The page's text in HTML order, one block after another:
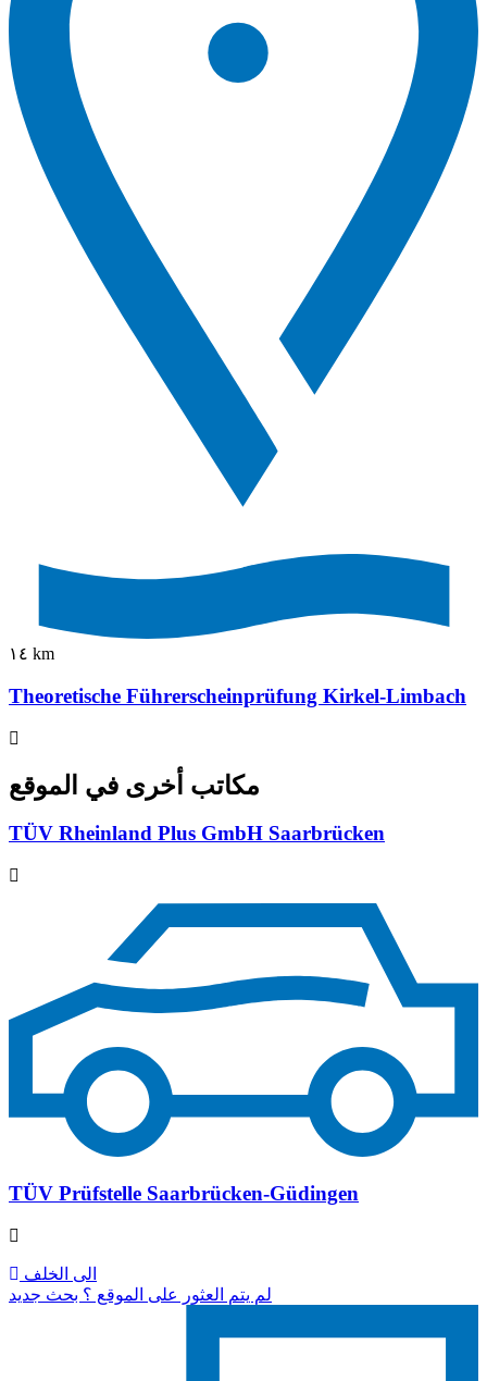
١٤ km
Theoretische Führerscheinprüfung Kirkel-Limbach
مكاتب أخرى في الموقع
TÜV Rheinland Plus GmbH Saarbrücken
TÜV Prüfstelle Saarbrücken-Güdingen
الى الخلف
لم يتم العثور على الموقع ؟ بحث جديد